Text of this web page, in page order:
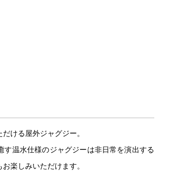
ける屋外ジャグジー。
す温水仕様のジャグジーは非日常を演出する
楽しみいただけます。